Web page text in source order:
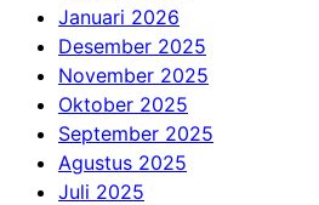
Januari 2026
Desember 2025
November 2025
Oktober 2025
September 2025
Agustus 2025
Juli 2025